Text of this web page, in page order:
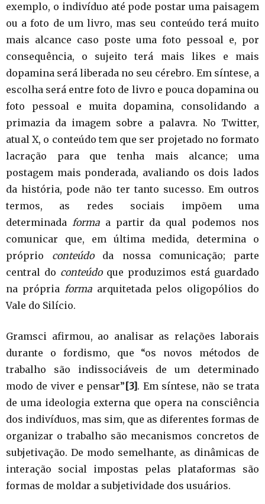
exemplo, o indivíduo até pode postar uma paisagem
ou a foto de um livro, mas seu conteúdo terá muito
mais alcance caso poste uma foto pessoal e, por
consequência, o sujeito terá mais likes e mais
dopamina será liberada no seu cérebro. Em síntese, a
escolha será entre foto de livro e pouca dopamina ou
foto pessoal e muita dopamina, consolidando a
primazia da imagem sobre a palavra. No Twitter,
atual X, o conteúdo tem que ser projetado no formato
lacração para que tenha mais alcance; uma
postagem mais ponderada, avaliando os dois lados
da história, pode não ter tanto sucesso. Em outros
termos, as redes sociais impõem uma
determinada forma a partir da qual podemos nos
comunicar que, em última medida, determina o
próprio conteúdoda nossa comunicação; parte
central do conteúdo que produzimos está guardado
na própria formaarquitetada pelos oligopólios do
Vale do Silício.
Gramsci afirmou, ao analisar as relações laborais
durante o fordismo, que “os novos métodos de
trabalho são indissociáveis de um determinado
modo de viver e pensar” [3] . Em síntese, não se trata
de uma ideologia externa que opera na consciência
dos indivíduos, mas sim, que as diferentes formas de
organizar o trabalho são mecanismos concretos de
subjetivação. De modo semelhante, as dinâmicas de
interação social impostas pelas plataformas são
formas de moldar a subjetividade dos usuários.